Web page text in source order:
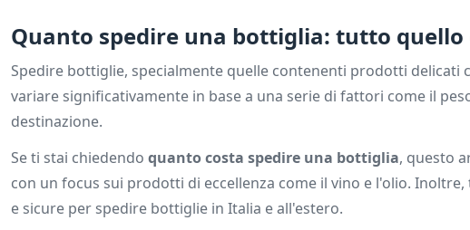
Quanto spedire una bottiglia: tutto quello
Spedire bottiglie, specialmente quelle contenenti prodotti
variare significativamente in base a una serie di fattori come il
destinazione.
Se ti stai chiedendo quanto costa spedire una bottiglia, questo
con un focus sui prodotti di eccellenza come il vino e l'olio.
e sicure per spedire bottiglie in Italia e all'estero.